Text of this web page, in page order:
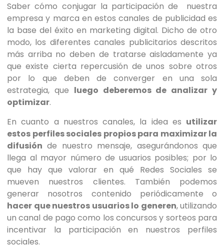
Saber cómo conjugar la participación de nuestra
empresa y marca en estos canales de publicidad es
la base del éxito en marketing digital. Dicho de otro
modo, los diferentes canales publicitarios descritos
más arriba no deben de tratarse aisladamente ya
que existe cierta repercusión de unos sobre otros
por lo que deben de converger en una sola
estrategia, que luego deberemos de analizar y
optimizar.
En cuanto a nuestros canales, la idea es utilizar
estos perfiles sociales propios para maximizar la
difusión de nuestro mensaje, asegurándonos que
llega al mayor número de usuarios posibles; por lo
que hay que valorar en qué Redes Sociales se
mueven nuestros clientes. También podemos
generar nosotros contenido periódicamente o
hacer que nuestros usuarios lo generen, utilizando
un canal de pago como los concursos y sorteos para
incentivar la participación en nuestros perfiles
sociales.